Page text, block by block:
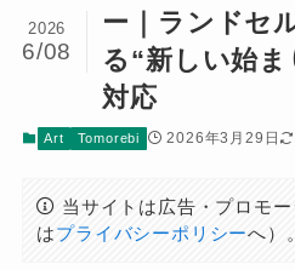
ー｜ランドセ
る“新しい始
対応
2026
6/08
Art Tomorebi 2026年3月29日
当サイトは広告・プロモ
はプライバシーポリシーへ）。